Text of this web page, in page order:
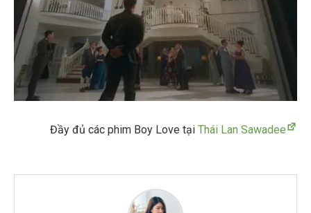
Đầy đủ các phim Boy Love tại Thái Lan Sawadee